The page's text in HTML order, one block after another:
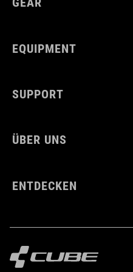
22 Liter
EQUIPMENT
SUPPORT
ÜBER UNS
ENTDECKEN